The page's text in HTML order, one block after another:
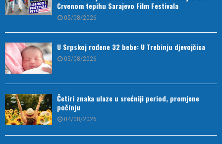
Crvenom tepihu Sarajevo Film Festivala
05/08/2026
U Srpskoj rođene 32 bebe: U Trebinju djevojčica
05/08/2026
Četiri znaka ulaze u srećniji period, promjene
počinju
04/08/2026